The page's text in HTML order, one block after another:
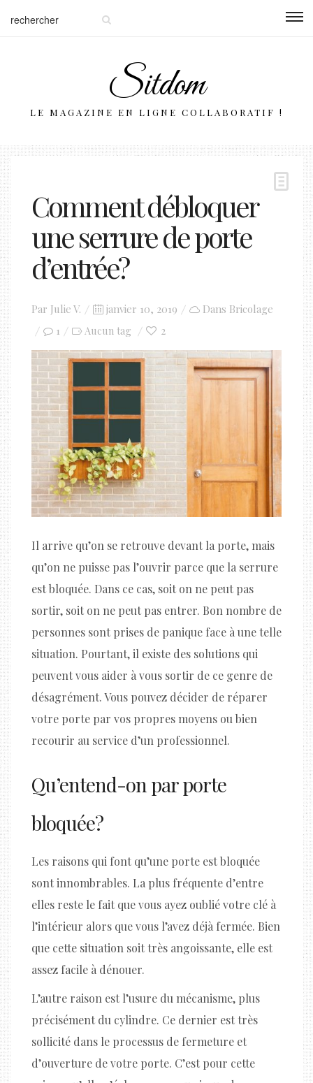
Sitdom
LE MAGAZINE EN LIGNE COLLABORATIF !
Comment débloquer
une serrure de porte
d’entrée ?
Par Julie V.
Posted
on
janvier 10, 2019 Dans Bricolage
1
Aucun tag 2
Il arrive qu’on se retrouve devant la porte, mais
qu’on ne puisse pas l’ouvrir parce que la serrure
est bloquée. Dans ce cas, soit on ne peut pas
sortir, soit on ne peut pas entrer. Bon nombre de
personnes sont prises de panique face à une telle
situation. Pourtant, il existe des solutions qui
peuvent vous aider à vous sortir de ce genre de
désagrément. Vous pouvez décider de réparer
votre porte par vos propres moyens ou bien
recourir au service d’un professionnel.
Qu’entend-on par porte
bloquée ?
Les raisons qui font qu’une porte est bloquée
sont innombrables. La plus fréquente d’entre
elles reste le fait que vous ayez oublié votre clé à
l’intérieur alors que vous l’avez déjà fermée. Bien
que cette situation soit très angoissante, elle est
assez facile à dénouer.
L’autre raison est l’usure du mécanisme, plus
précisément du cylindre. Ce dernier est très
sollicité dans le processus de fermeture et
d’ouverture de votre porte. C’est pour cette